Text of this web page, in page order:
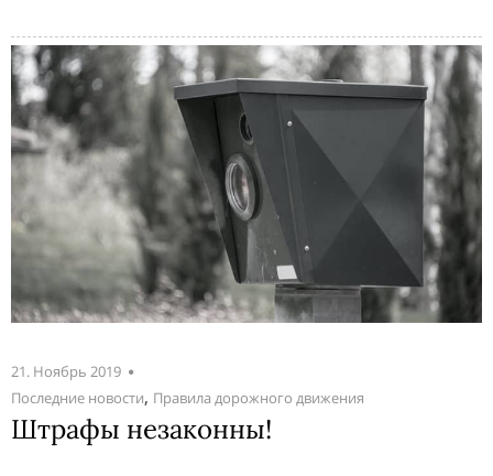
21. Ноябрь 2019
Последние новости, Правила дорожного движения
Штрафы незаконны!